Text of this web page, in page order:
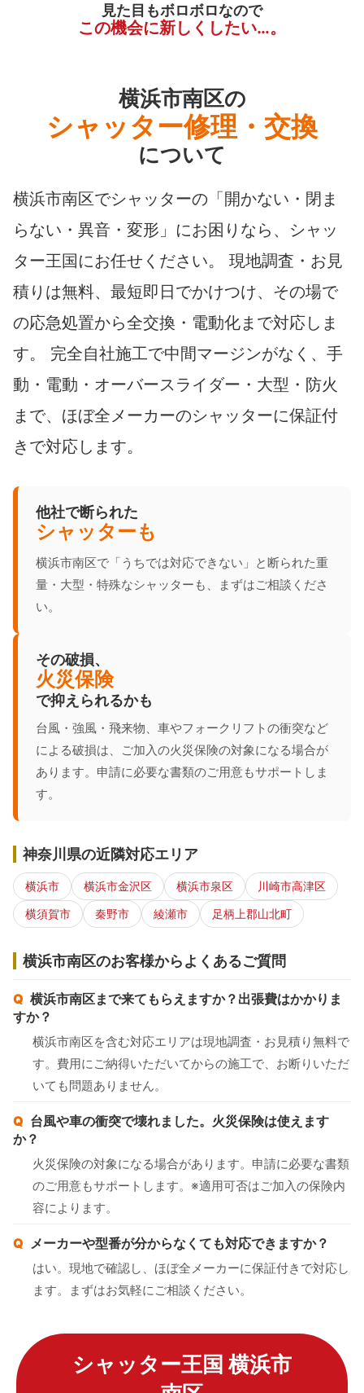
見た目もボロボロなので
この機会に新しくしたい…。
横浜市南区の
シャッター修理・交換
について
横浜市南区でシャッターの「開かない・閉ま
らない・異音・変形」にお困りなら、シャッ
ター王国にお任せください。 現地調査・お見
積りは無料、最短即日でかけつけ、その場で
の応急処置から全交換・電動化まで対応しま
す。 完全自社施工で中間マージンがなく、手
動・電動・オーバースライダー・大型・防火
まで、ほぼ全メーカーのシャッターに保証付
きで対応します。
他社で断られた
シャッターも
横浜市南区で「うちでは対応できない」と断られた重
量・大型・特殊なシャッターも、まずはご相談くださ
い。
その破損、
火災保険
で抑えられるかも
台風・強風・飛来物、車やフォークリフトの衝突など
による破損は、ご加入の火災保険の対象になる場合が
あります。申請に必要な書類のご用意もサポートしま
す。
神奈川県の近隣対応エリア
横浜市 横浜市金沢区 横浜市泉区
川崎市高津区
横須賀市
秦野市 綾瀬市 足柄上郡山北町
横浜市南区のお客様からよくあるご質問
横浜市南区まで来てもらえますか？出張費はかかりま
すか？
横浜市南区を含む対応エリアは現地調査・お見積り無料で
す。費用にご納得いただいてからの施工で、お断りいただ
いても問題ありません。
台風や車の衝突で壊れました。火災保険は使えます
か？
火災保険の対象になる場合があります。申請に必要な書類
のご用意もサポートします。※適用可否はご加入の保険内
容によります。
メーカーや型番が分からなくても対応できますか？
はい。現地で確認し、ほぼ全メーカーに保証付きで対応し
ます。まずはお気軽にご相談ください。
シャッター王国 横浜市